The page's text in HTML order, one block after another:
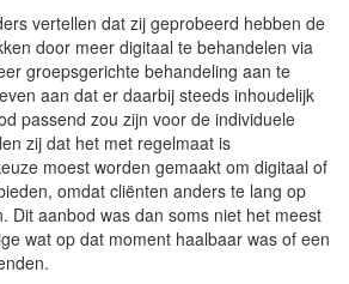
vertellen dat zij geprobeerd hebben de
door meer digitaal te behandelen via
groepsgerichte behandeling aan te
aan dat er daarbij steeds inhoudelijk
passend zou zijn voor de individuele
zij dat het met regelmaat is
moest worden gemaakt om digitaal of
omdat cliënten anders te lang op
Dit aanbod was dan soms niet het meest
wat op dat moment haalbaar was of een